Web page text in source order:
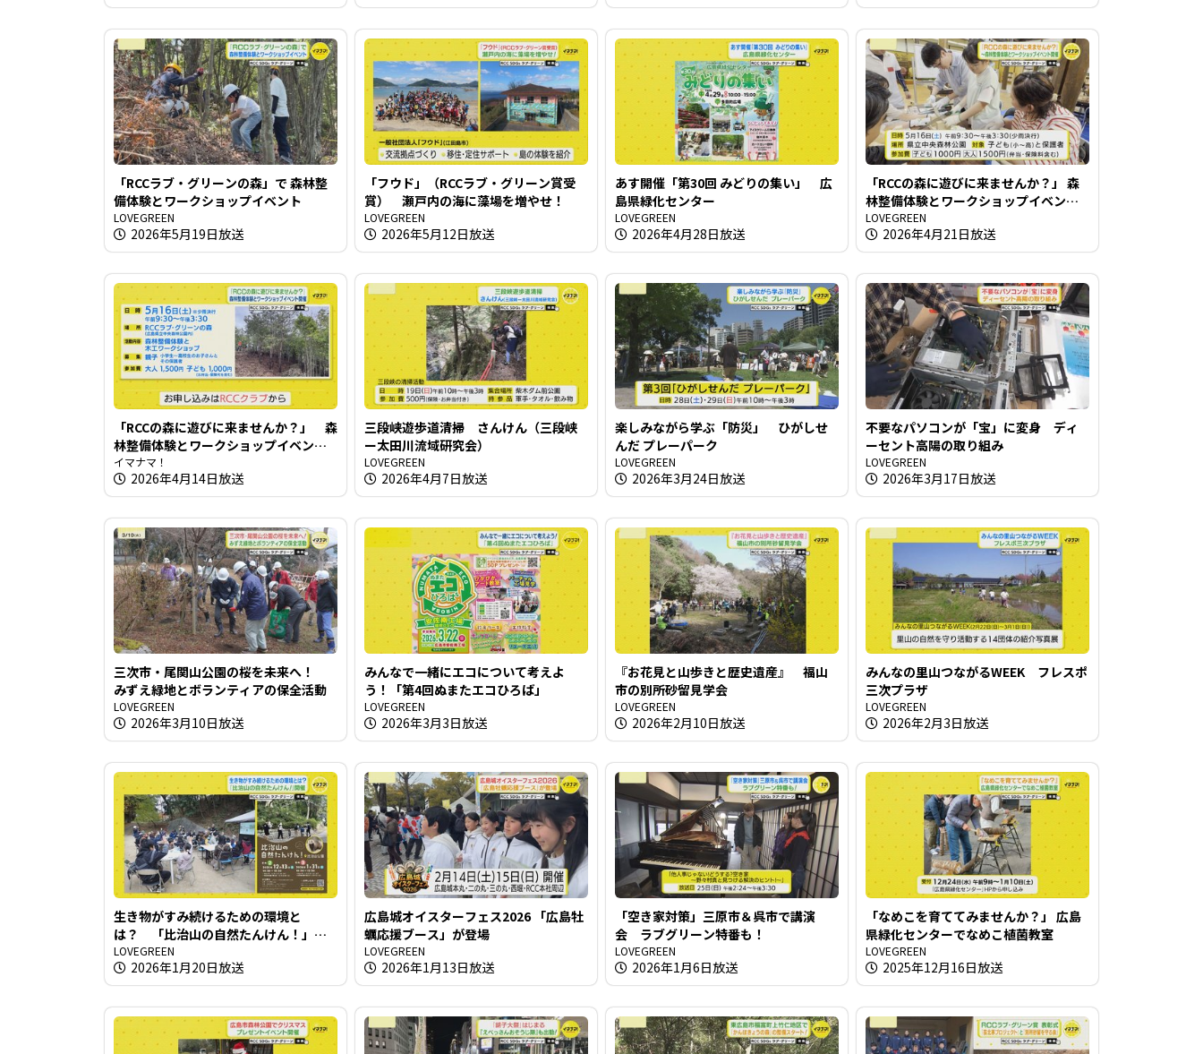
「RCCラブ・グリーンの森」で 森林整
備体験とワークショップイベント
LOVEGREEN
2026年5月19日放送
「フウド」（RCCラブ・グリーン賞受
賞） 瀬戸内の海に藻場を増やせ！
LOVEGREEN
2026年5月12日放送
あす開催「第30回 みどりの集い」 広
島県緑化センター
LOVEGREEN
2026年4月28日放送
「RCCの森に遊びに来ませんか？」 森
林整備体験とワークショップイベント
開催
LOVEGREEN
2026年4月21日放送
「RCCの森に遊びに来ませんか？」 森
林整備体験とワークショップイベント
開催
イマナマ！
2026年4月14日放送
三段峡遊歩道清掃 さんけん（三段峡
ー太田川流域研究会）
LOVEGREEN
2026年4月7日放送
楽しみながら学ぶ「防災」 ひがしせ
んだ プレーパーク
LOVEGREEN
2026年3月24日放送
不要なパソコンが「宝」に変身 ディ
ーセント高陽の取り組み
LOVEGREEN
2026年3月17日放送
三次市・尾関山公園の桜を未来へ！
みずえ緑地とボランティアの保全活動
LOVEGREEN
2026年3月10日放送
みんなで一緒にエコについて考えよ
う！「第4回ぬまたエコひろば」
LOVEGREEN
2026年3月3日放送
『お花見と山歩きと歴史遺産』 福山
市の別所砂留見学会
LOVEGREEN
2026年2月10日放送
みんなの里山つながるWEEK フレスポ
三次プラザ
LOVEGREEN
2026年2月3日放送
生き物がすみ続けるための環境と
は？ 「比治山の自然たんけん！」開
催
LOVEGREEN
2026年1月20日放送
広島城オイスターフェス2026 「広島牡
蠣応援ブース」が登場
LOVEGREEN
2026年1月13日放送
「空き家対策」三原市＆呉市で講演
会 ラブグリーン特番も！
LOVEGREEN
2026年1月6日放送
「なめこを育ててみませんか？」 広島
県緑化センターでなめこ植菌教室
LOVEGREEN
2025年12月16日放送